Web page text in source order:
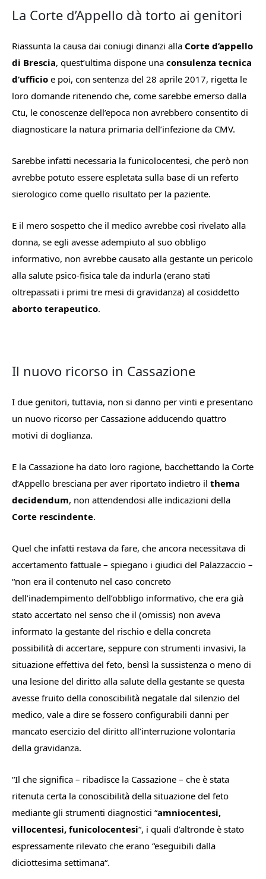
La Corte d’Appello dà torto ai genitori
Riassunta la causa dai coniugi dinanzi alla Corte d’appello
di Brescia, quest’ultima dispone una consulenza tecnica
d’ufficio e poi, con sentenza del 28 aprile 2017, rigetta le
loro domande ritenendo che, come sarebbe emerso dalla
Ctu, le conoscenze dell’epoca non avrebbero consentito di
diagnosticare la natura primaria dell’infezione da CMV.
Sarebbe infatti necessaria la funicolocentesi, che però non
avrebbe potuto essere espletata sulla base di un referto
sierologico come quello risultato per la paziente.
E il mero sospetto che il medico avrebbe così rivelato alla
donna, se egli avesse adempiuto al suo obbligo
informativo, non avrebbe causato alla gestante un pericolo
alla salute psico-fisica tale da indurla (erano stati
oltrepassati i primi tre mesi di gravidanza) al cosiddetto
aborto terapeutico.
Il nuovo ricorso in Cassazione
I due genitori, tuttavia, non si danno per vinti e presentano
un nuovo ricorso per Cassazione adducendo quattro
motivi di doglianza.
E la Cassazione ha dato loro ragione, bacchettando la Corte
d’Appello bresciana per aver riportato indietro il thema
decidendum, non attendendosi alle indicazioni della
Corte rescindente.
Quel che infatti restava da fare, che ancora necessitava di
accertamento fattuale – spiegano i giudici del Palazzaccio –
“non era il contenuto nel caso concreto
dell’inadempimento dell’obbligo informativo, che era già
stato accertato nel senso che il (omissis) non aveva
informato la gestante del rischio e della concreta
possibilità di accertare, seppure con strumenti invasivi, la
situazione effettiva del feto, bensì la sussistenza o meno di
una lesione del diritto alla salute della gestante se questa
avesse fruito della conoscibilità negatale dal silenzio del
medico, vale a dire se fossero configurabili danni per
mancato esercizio del diritto all’interruzione volontaria
della gravidanza.
“Il che significa – ribadisce la Cassazione – che è stata
ritenuta certa la conoscibilità della situazione del feto
mediante gli strumenti diagnostici “amniocentesi,
villocentesi, funicolocentesi“, i quali d’altronde è stato
espressamente rilevato che erano “eseguibili dalla
diciottesima settimana“.